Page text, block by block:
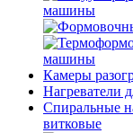
машины
машины
Камеры
Нагреватели
Спиральные
витковые